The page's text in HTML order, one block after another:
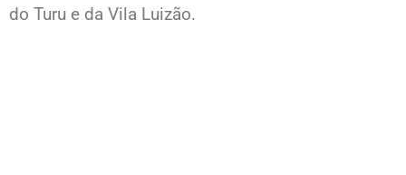
do Turu e da Vila Luizão.